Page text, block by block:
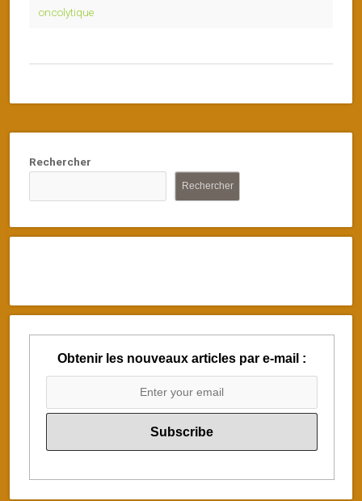
oncolytique
Rechercher
Rechercher
Obtenir les nouveaux articles par e-mail :